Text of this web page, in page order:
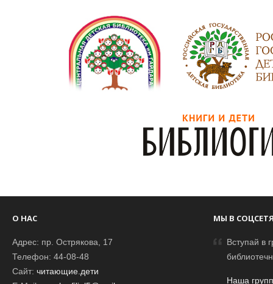
О НАС
Адрес: пр. Острякова, 17
Телефон: 44-08-48
Сайт: читающие.дети
МЫ В
Вступай в
Наша